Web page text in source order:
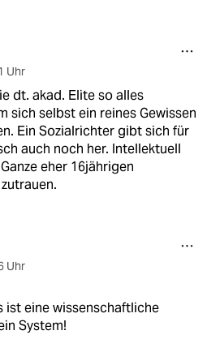
Uhr
dt. akad. Elite so alles
sich selbst ein reines Gewissen
Ein Sozialrichter gibt sich für
auch noch her. Intellektuell
eher 16jährigen
Uhr
ist eine wissenschaftliche
System!